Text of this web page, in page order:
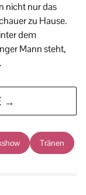
nicht nur das
zu Hause.
dem
Mann steht,
→
Tränen